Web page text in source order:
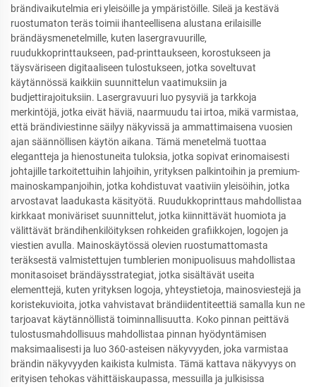
brändivaikutelmia eri yleisöille ja ympäristöille. Sileä ja kestävä
ruostumaton teräs toimii ihanteellisena alustana erilaisille
brändäysmenetelmille, kuten lasergravuurille,
ruudukkoprinttaukseen, pad-printtaukseen, korostukseen ja
täysväriseen digitaaliseen tulostukseen, jotka soveltuvat
käytännössä kaikkiin suunnittelun vaatimuksiin ja
budjettirajoituksiin. Lasergravuuri luo pysyviä ja tarkkoja
merkintöjä, jotka eivät häviä, naarmuudu tai irtoa, mikä varmistaa,
että brändiviestinne säilyy näkyvissä ja ammattimaisena vuosien
ajan säännöllisen käytön aikana. Tämä menetelmä tuottaa
elegantteja ja hienostuneita tuloksia, jotka sopivat erinomaisesti
johtajille tarkoitettuihin lahjoihin, yrityksen palkintoihin ja premium-
mainoskampanjoihin, jotka kohdistuvat vaativiin yleisöihin, jotka
arvostavat laadukasta käsityötä. Ruudukkoprinttaus mahdollistaa
kirkkaat moniväriset suunnittelut, jotka kiinnittävät huomiota ja
välittävät brändihenkilöityksen rohkeiden grafiikkojen, logojen ja
viestien avulla. Mainoskäytössä olevien ruostumattomasta
teräksestä valmistettujen tumblerien monipuolisuus mahdollistaa
monitasoiset brändäysstrategiat, jotka sisältävät useita
elementtejä, kuten yrityksen logoja, yhteystietoja, mainosviestejä ja
koristekuvioita, jotka vahvistavat brändiidentiteettiä samalla kun ne
tarjoavat käytännöllistä toiminnallisuutta. Koko pinnan peittävä
tulostusmahdollisuus mahdollistaa pinnan hyödyntämisen
maksimaalisesti ja luo 360-asteisen näkyvyyden, joka varmistaa
brändin näkyvyyden kaikista kulmista. Tämä kattava näkyvyys on
erityisen tehokas vähittäiskaupassa, messuilla ja julkisissa